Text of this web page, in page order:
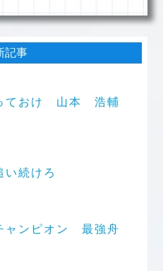
記事
ておけ 山本 浩輔
い続けろ
ャンピオン 最強舟